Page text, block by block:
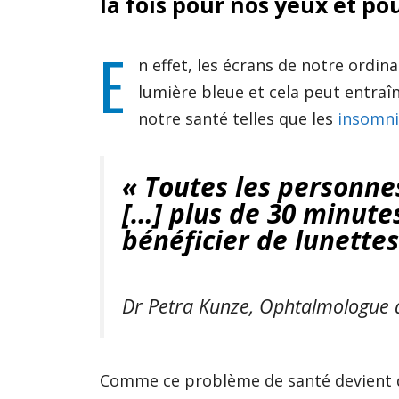
E
n effet, les écrans de notre
lumière bleue et cela peut
notre santé telles que les
« Toutes les
[…] plus de 30
bénéficier de
Dr Petra Kunze, Ophtalmologue
Comme ce problème de santé